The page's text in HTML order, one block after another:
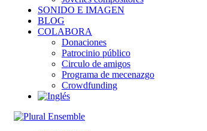
SONIDO E IMAGEN
BLOG
COLABORA
Donaciones
Patrocinio público
Circulo de amigos
Programa de mecenazgo
Crowdfunding